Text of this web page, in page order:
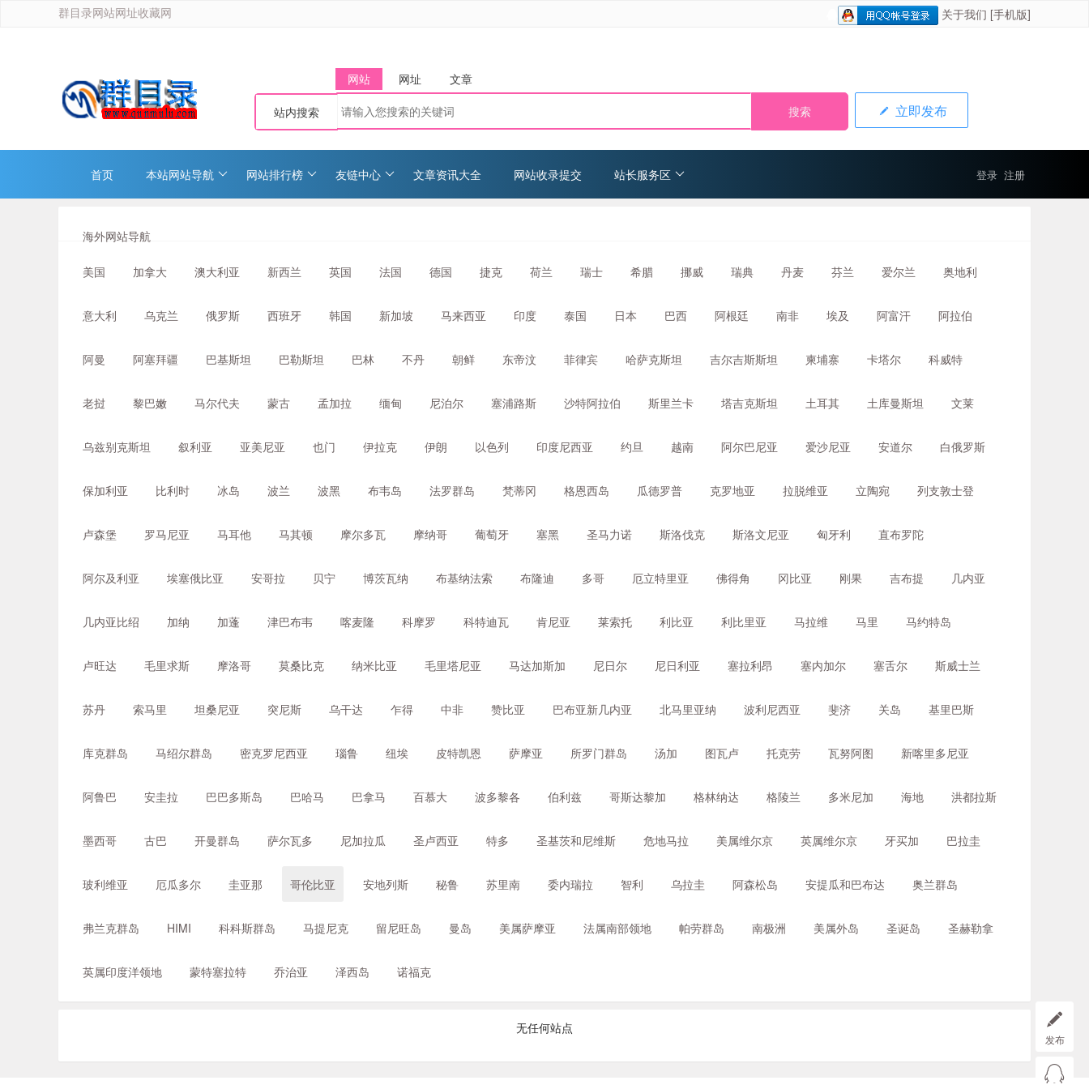
群目录网站网址收藏网 关于我们 [手机版]
网站 网址 文章
站内搜索 立即发布
首页 本站网站导航 网站排行榜 友链中心 文章资讯大全 网站收录提交 站长服务区 登录 注册
海外网站导航
美国 加拿大 澳大利亚 新西兰 英国 法国 德国 捷克 荷兰 瑞士 希腊 挪威 瑞典 丹麦 芬兰 爱尔兰 奥地利
意大利 乌克兰 俄罗斯 西班牙 韩国 新加坡 马来西亚 印度 泰国 日本 巴西 阿根廷 南非 埃及 阿富汗 阿拉伯
阿曼 阿塞拜疆 巴基斯坦 巴勒斯坦 巴林 不丹 朝鲜 东帝汶 菲律宾 哈萨克斯坦 吉尔吉斯斯坦 柬埔寨 卡塔尔 科威特
老挝 黎巴嫩 马尔代夫 蒙古 孟加拉 缅甸 尼泊尔 塞浦路斯 沙特阿拉伯 斯里兰卡 塔吉克斯坦 土耳其 土库曼斯坦 文莱
乌兹别克斯坦 叙利亚 亚美尼亚 也门 伊拉克 伊朗 以色列 印度尼西亚 约旦 越南 阿尔巴尼亚 爱沙尼亚 安道尔 白俄罗斯
保加利亚 比利时 冰岛 波兰 波黑 布韦岛 法罗群岛 梵蒂冈 格恩西岛 瓜德罗普 克罗地亚 拉脱维亚 立陶宛 列支敦士登
卢森堡 罗马尼亚 马耳他 马其顿 摩尔多瓦 摩纳哥 葡萄牙 塞黑 圣马力诺 斯洛伐克 斯洛文尼亚 匈牙利 直布罗陀
阿尔及利亚 埃塞俄比亚 安哥拉 贝宁 博茨瓦纳 布基纳法索 布隆迪 多哥 厄立特里亚 佛得角 冈比亚 刚果 吉布提 几内亚
几内亚比绍 加纳 加蓬 津巴布韦 喀麦隆 科摩罗 科特迪瓦 肯尼亚 莱索托 利比亚 利比里亚 马拉维 马里 马约特岛
卢旺达 毛里求斯 摩洛哥 莫桑比克 纳米比亚 毛里塔尼亚 马达加斯加 尼日尔 尼日利亚 塞拉利昂 塞内加尔 塞舌尔 斯威士兰
苏丹 索马里 坦桑尼亚 突尼斯 乌干达 乍得 中非 赞比亚 巴布亚新几内亚 北马里亚纳 波利尼西亚 斐济 关岛 基里巴斯
库克群岛 马绍尔群岛 密克罗尼西亚 瑙鲁 纽埃 皮特凯恩 萨摩亚 所罗门群岛 汤加 图瓦卢 托克劳 瓦努阿图 新喀里多尼亚
阿鲁巴 安圭拉 巴巴多斯岛 巴哈马 巴拿马 百慕大 波多黎各 伯利兹 哥斯达黎加 格林纳达 格陵兰 多米尼加 海地 洪都拉斯
墨西哥 古巴 开曼群岛 萨尔瓦多 尼加拉瓜 圣卢西亚 特多 圣基茨和尼维斯 危地马拉 美属维尔京 英属维尔京 牙买加 巴拉圭
玻利维亚 厄瓜多尔 圭亚那 哥伦比亚 安地列斯 秘鲁 苏里南 委内瑞拉 智利 乌拉圭 阿森松岛 安提瓜和巴布达 奥兰群岛
弗兰克群岛 HIMI 科科斯群岛 马提尼克 留尼旺岛 曼岛 美属萨摩亚 法属南部领地 帕劳群岛 南极洲 美属外岛 圣诞岛 圣赫勒拿
英属印度洋领地 蒙特塞拉特 乔治亚 泽西岛 诺福克
无任何站点
发布